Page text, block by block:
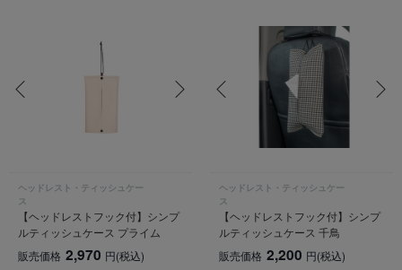
ヘッドレスト・ティッシュケー
ス
【ヘッドレストフック付】シンプ
ルティッシュケース プライム
販売価格 2,970 円(税込)
ヘッドレスト・ティッシュケー
ス
【ヘッドレストフック付】シンプ
ルティッシュケース 千鳥
販売価格 2,200 円(税込)